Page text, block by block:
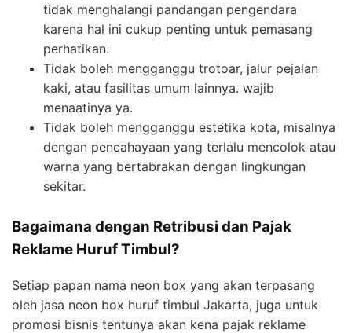
tidak menghalangi pandangan pengendara
karena hal ini cukup penting untuk pemasang
perhatikan.
Tidak boleh mengganggu trotoar, jalur pejalan
kaki, atau fasilitas umum lainnya. wajib
menaatinya ya.
Tidak boleh mengganggu estetika kota, misalnya
dengan pencahayaan yang terlalu mencolok atau
warna yang bertabrakan dengan lingkungan
sekitar.
Bagaimana dengan Retribusi dan Pajak
Reklame Huruf Timbul?
Setiap papan nama neon box yang akan terpasang
oleh jasa neon box huruf timbul Jakarta, juga untuk
promosi bisnis tentunya akan kena pajak reklame